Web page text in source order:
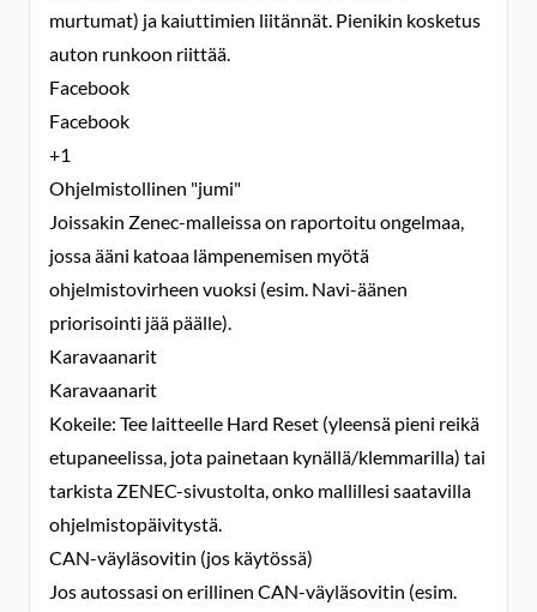
murtumat) ja kaiuttimien liitännät. Pienikin kosketus
auton runkoon riittää.
Facebook
Facebook
+1
Ohjelmistollinen "jumi"
Joissakin Zenec-malleissa on raportoitu ongelmaa,
jossa ääni katoaa lämpenemisen myötä
ohjelmistovirheen vuoksi (esim. Navi-äänen
priorisointi jää päälle).
Karavaanarit
Karavaanarit
Kokeile: Tee laitteelle Hard Reset (yleensä pieni reikä
etupaneelissa, jota painetaan kynällä/klemmarilla) tai
tarkista ZENEC-sivustolta, onko mallillesi saatavilla
ohjelmistopäivitystä.
CAN-väyläsovitin (jos käytössä)
Jos autossasi on erillinen CAN-väyläsovitin (esim.